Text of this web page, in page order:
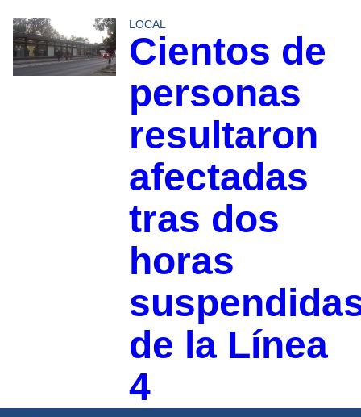
LOCAL
Cientos de
personas
resultaron
afectadas
tras dos
horas
de la Línea
4